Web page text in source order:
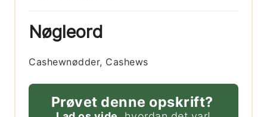
Nøgleord
Cashewnødder, Cashews
Prøvet denne opskrift?